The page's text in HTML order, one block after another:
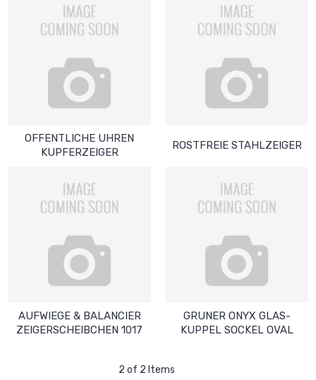
OFFENTLICHE UHREN
KUPFERZEIGER
ROSTFREIE STAHLZEIGER
AUFWIEGE & BALANCIER
ZEIGERSCHEIBCHEN 1017
GRUNER ONYX GLAS-
KUPPEL SOCKEL OVAL
2 of 2 Items